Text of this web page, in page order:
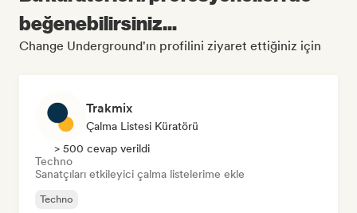
beğenebilirsiniz...
Change Underground'ın profilini ziyaret ettiğiniz için
Trakmix
Çalma Listesi Küratörü
> 500 cevap verildi
Techno
Sanatçıları etkileyici çalma listelerime ekle
Techno